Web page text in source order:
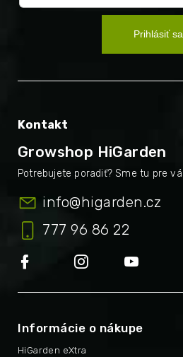
Prihlásiť sa
Kontakt
Growshop HiGarden
info@higarden.cz
777 96 86 22
Informácie o nákupe
HiGarden eXtra